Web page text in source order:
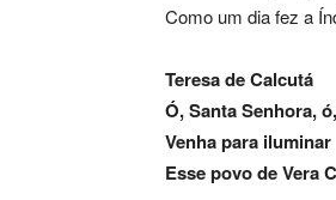
Como um dia fez a
Teresa de Calcutá
Ó, Santa Senhora,
Venha para iluminar
Esse povo de Vera